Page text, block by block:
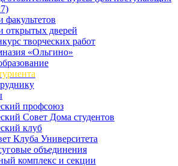
факультетов
открытых дверей
творческих работ
«Ольгино»
профсоюз
Совет Дома студентов
клуб
Клуба Университета
объединения
комплекс и секции